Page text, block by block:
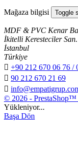
Mağaza bilgisi Toggle
MDF & PVC Kenar
İkitelli Keresteciler
İstanbul
Türkiye
 +90 212 670 06 76 /
 90 212 670 21 69

© 2026 - PrestaShop™
Yükleniyor...
Başa Dön